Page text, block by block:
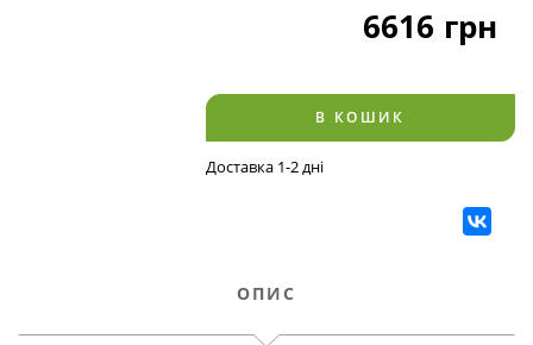
6616 грн
В КОШИК
Доставка 1-2 дні
ОПИС